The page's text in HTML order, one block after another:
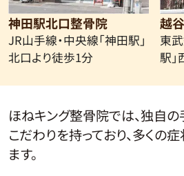
神田駅北口整骨院
JR山手線・中央線「神田駅」
北口より徒歩1分
越
東
駅
ほねキング整骨院では、独自
こだわりを持っており、多くの
ます。